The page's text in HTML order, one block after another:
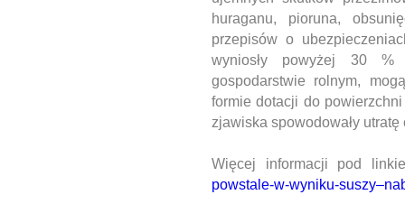
huraganu, pioruna,
przepisów o
wyniosły powyżej 30
gospodarstwie rolnym,
formie dotacji do
zjawiska spowodowały
Więcej informacji pod
powstale-w-wyniku-